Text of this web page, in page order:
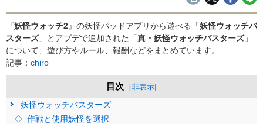
『妖怪ウォッチ2』の妖怪パッドアプリから遊べる「妖怪ウォッチバ
スターズ」とアプデで追加された「真・妖怪ウォッチバスターズ」
について、遊び方やルール、報酬などをまとめています。
記事： chiro
目次 [非表示]
妖怪ウォッチバスターズ
作戦と使用妖怪を選択